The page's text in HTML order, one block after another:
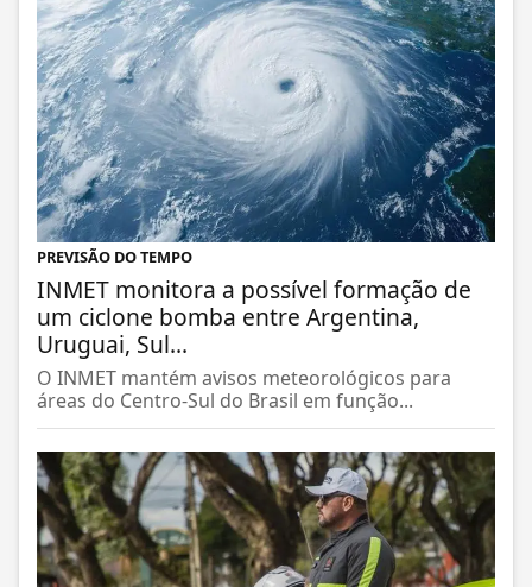
PREVISÃO DO TEMPO
INMET monitora a possível formação de
um ciclone bomba entre Argentina,
Uruguai, Sul...
O INMET mantém avisos meteorológicos para
áreas do Centro-Sul do Brasil em função...